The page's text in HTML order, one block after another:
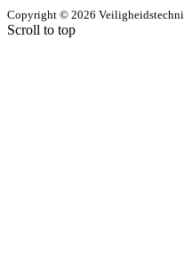
Copyright © 2026
Scroll to top